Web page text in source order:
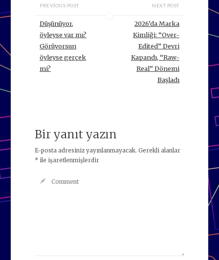
PREVIOUS POST
Düşünüyor,
öyleyse var mı?
Görüyorsun
öyleyse gerçek
mi?
NEXT POST
2026’da Marka
Kimliği: “Over-
Edited” Devri
Kapandı, “Raw-
Real” Dönemi
Başladı
Bir yanıt yazın
E-posta adresiniz yayınlanmayacak. Gerekli alanlar
*ile işaretlenmişlerdir